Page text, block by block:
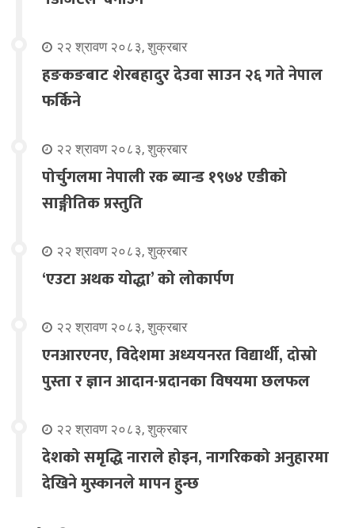
२२ श्रावण २०८३, शुक्रबार
हङकङबाट शेरबहादुर देउवा साउन २६ गते नेपाल
फर्किने
२२ श्रावण २०८३, शुक्रबार
पोर्चुगलमा नेपाली रक ब्यान्ड १९७४ एडीको
साङ्गीतिक प्रस्तुति
२२ श्रावण २०८३, शुक्रबार
‘एउटा अथक योद्धा’ को लोकार्पण
२२ श्रावण २०८३, शुक्रबार
एनआरएनए, विदेशमा अध्ययनरत विद्यार्थी, दोस्रो
पुस्ता र ज्ञान आदान-प्रदानका विषयमा छलफल
२२ श्रावण २०८३, शुक्रबार
देशको समृद्धि नाराले होइन, नागरिकको अनुहारमा
देखिने मुस्कानले मापन हुन्छ